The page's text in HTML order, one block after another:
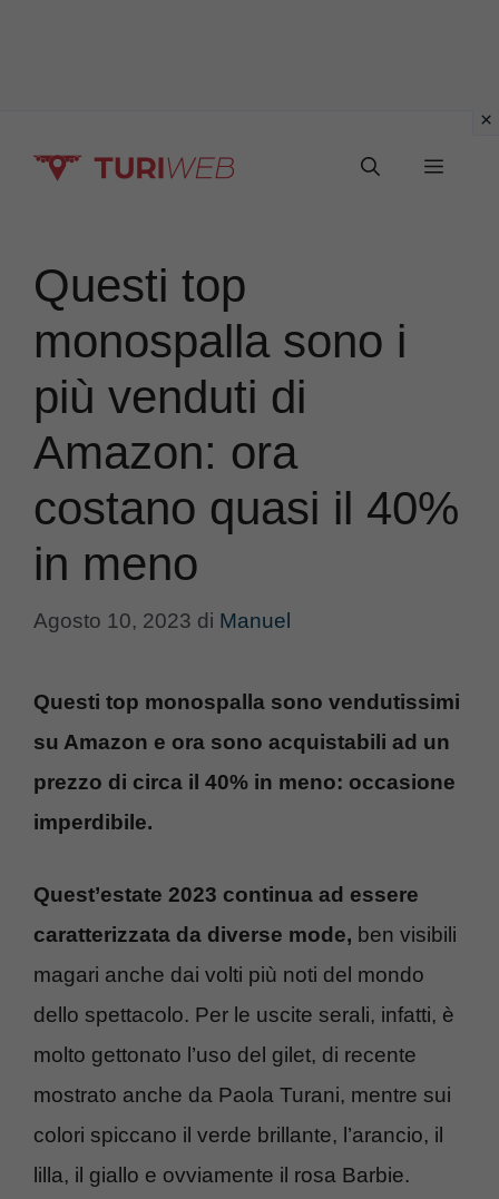
Menu
Questi top
monospalla sono i
più venduti di
Amazon: ora
costano quasi il 40%
in meno
Agosto 10, 2023 di Manuel
Questi top monospalla sono vendutissimi
su Amazon e ora sono acquistabili ad un
prezzo di circa il 40% in meno: occasione
imperdibile.
Quest’estate 2023 continua ad essere
caratterizzata da diverse mode, ben visibili
magari anche dai volti più noti del mondo
dello spettacolo. Per le uscite serali, infatti, è
molto gettonato l’uso del gilet, di recente
mostrato anche da Paola Turani, mentre sui
colori spiccano il verde brillante, l’arancio, il
lilla, il giallo e ovviamente il rosa Barbie.